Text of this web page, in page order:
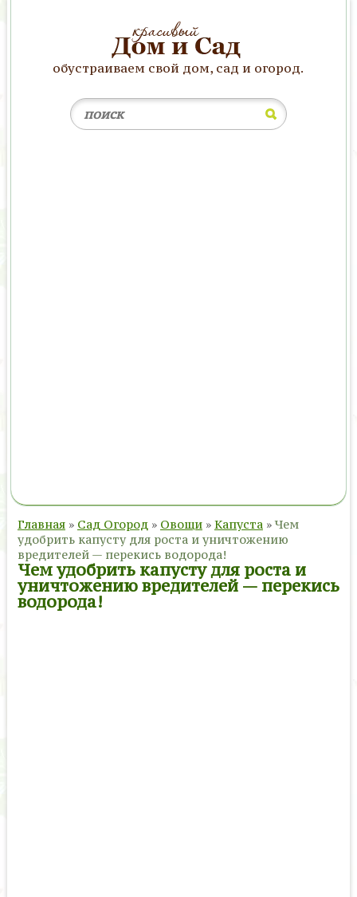
обустраиваем свой дом, сад и огород.
Главная » Сад Огород » Овощи » Капуста »Чем
удобрить капусту для роста и уничтожению
вредителей — перекись водорода!
Чем удобрить капусту для роста и
уничтожению вредителей — перекись
водорода!